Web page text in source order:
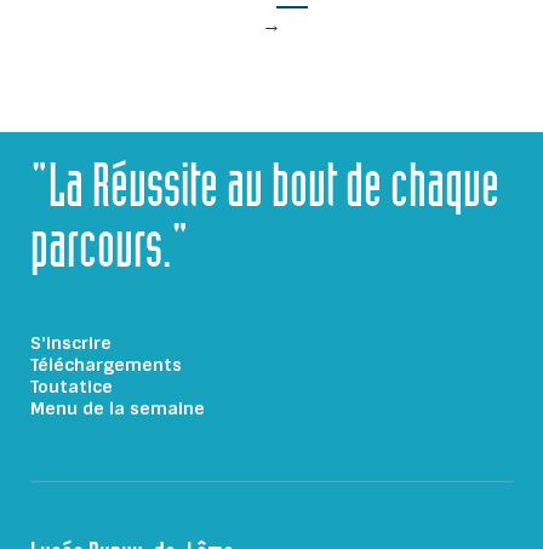
→
"La Réussite au bout de chaque
parcours."
S'inscrire
Téléchargements
Toutatice
Menu de la semaine